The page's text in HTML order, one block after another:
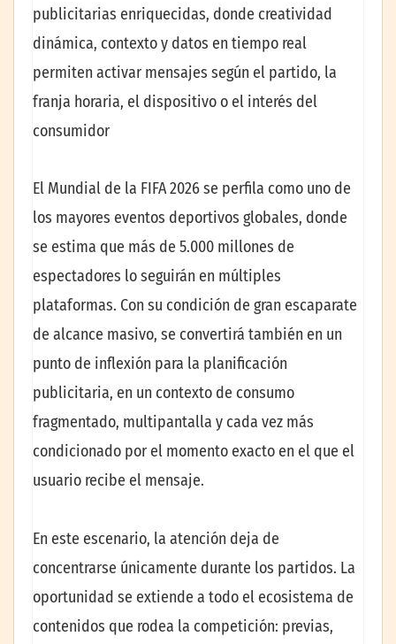
publicitarias enriquecidas, donde creatividad
dinámica, contexto y datos en tiempo real
permiten activar mensajes según el partido, la
franja horaria, el dispositivo o el interés del
consumidor
El Mundial de la FIFA 2026 se perfila como uno de
los mayores eventos deportivos globales, donde
se estima que más de 5.000 millones de
espectadores lo seguirán en múltiples
plataformas. Con su condición de gran escaparate
de alcance masivo, se convertirá también en un
punto de inflexión para la planificación
publicitaria, en un contexto de consumo
fragmentado, multipantalla y cada vez más
condicionado por el momento exacto en el que el
usuario recibe el mensaje.
En este escenario, la atención deja de
concentrarse únicamente durante los partidos. La
oportunidad se extiende a todo el ecosistema de
contenidos que rodea la competición: previas,